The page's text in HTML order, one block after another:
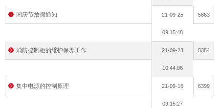
国庆节放假通知 21-09-25
09:15:48
5863
消防控制柜的维护保养工作 21-09-23
10:44:06
5354
集中电源的控制原理 21-09-16
09:15:27
6399